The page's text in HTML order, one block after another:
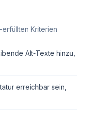
Kriterien
Alt-Texte hinzu,
erreichbar sein,